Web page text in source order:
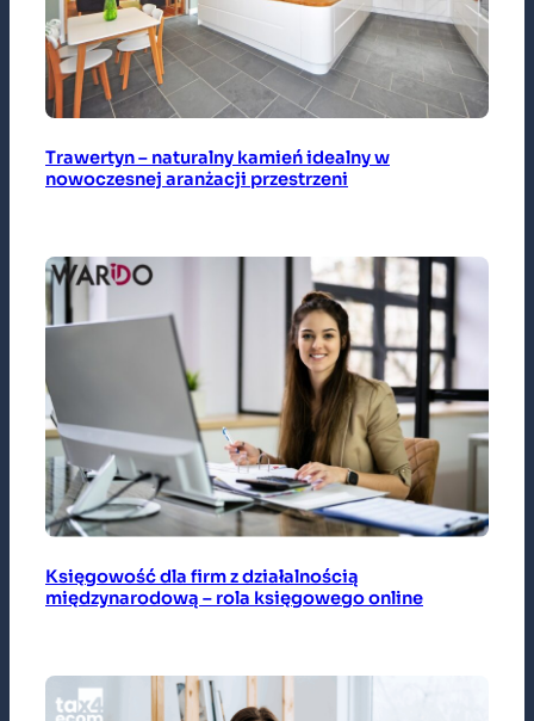
Trawertyn – naturalny kamień idealny w
nowoczesnej aranżacji przestrzeni
Księgowość dla firm z działalnością
międzynarodową – rola księgowego online